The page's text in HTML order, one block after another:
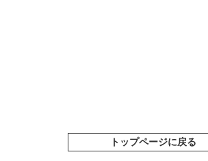
トップページに戻る